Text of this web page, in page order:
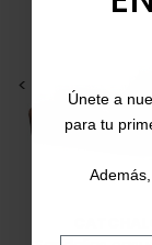
<
Únete a
para tu